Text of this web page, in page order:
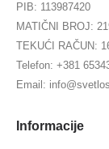
PIB: 113987420
MATIČNI BROJ:
TEKUĆI RAČUN:
Telefon: +381
Email:
Informacije